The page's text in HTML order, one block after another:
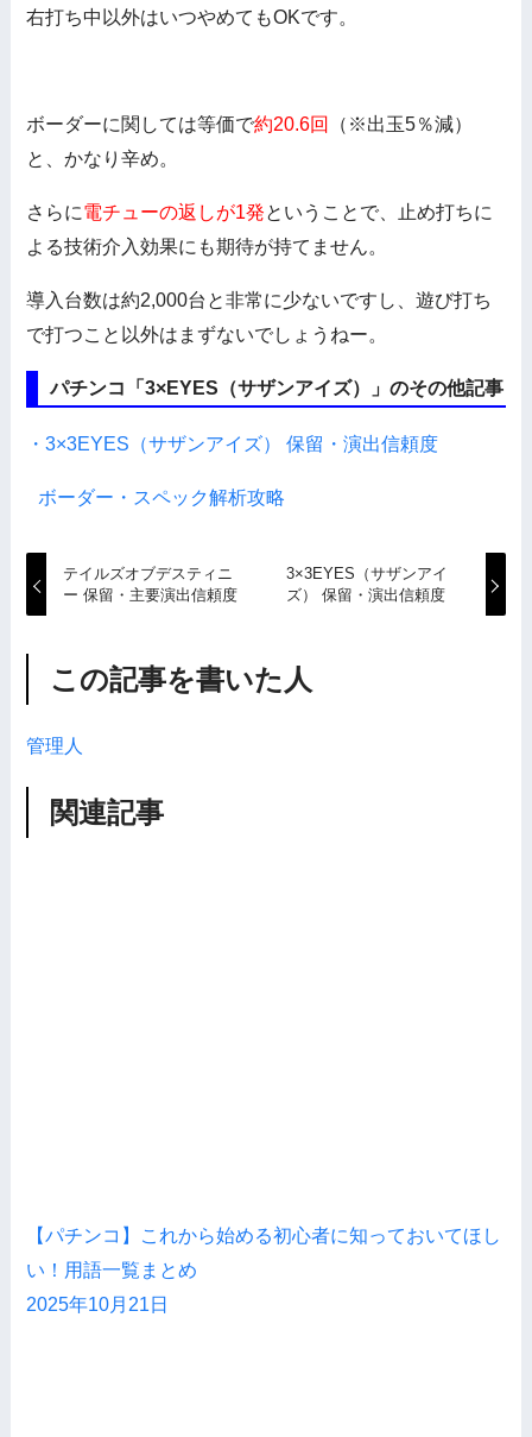
右打ち中以外はいつやめてもOKです。
ボーダーに関しては等価で約20.6回
（※出玉5％減）
と、かなり辛め。
さらに電チューの返しが1発ということで、止め打ちに
よる技術介入効果にも期待が持てません。
導入台数は約2,000台と非常に少ないですし、遊び打ち
で打つこと以外はまずないでしょうねー。
パチンコ「3×EYES（サザンアイズ）」のその他記事
・3×3EYES（サザンアイズ） 保留・演出信頼度
ボーダー・スペック解析攻略
テイルズオブデスティニ
ー 保留・主要演出信頼度
3×3EYES（サザンアイ
ズ） 保留・演出信頼度
この記事を書いた人
管理人
関連記事
【パチンコ】これから始める初心者に知っておいてほし
い！用語一覧まとめ
2025年10月21日